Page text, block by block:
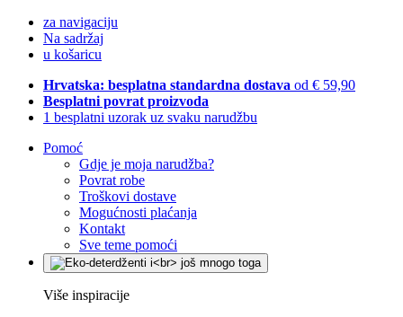
za navigaciju
Na sadržaj
u košaricu
Hrvatska: besplatna standardna dostava od € 59,90
Besplatni povrat proizvoda
1 besplatni uzorak uz svaku narudžbu
Pomoć
Gdje je moja narudžba?
Povrat robe
Troškovi dostave
Mogućnosti plaćanja
Kontakt
Sve teme pomoći
Više inspiracije